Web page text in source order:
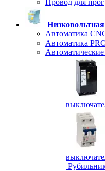
Провод для
Автоматика
Автоматика